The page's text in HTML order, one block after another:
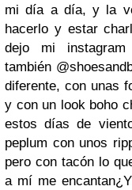
mi día a día, y la
hacerlo y estar
dejo mi
también
diferente, con unas
y con un look boho
estos días de
peplum con unos
pero con tacón lo
a mí me encantan